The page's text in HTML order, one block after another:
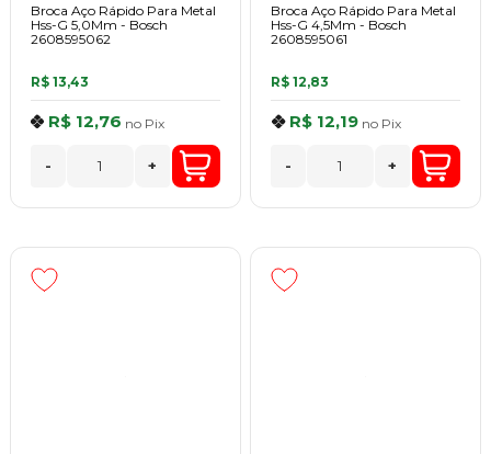
Broca Aço Rápido Para Metal
Hss-G 5,0Mm - Bosch
2608595062
R$ 13,43
R$ 12,76 no Pix
- +
Broca Aço Rápido Para Metal
Hss-G 4,5Mm - Bosch
2608595061
R$ 12,83
R$ 12,19 no Pix
- +